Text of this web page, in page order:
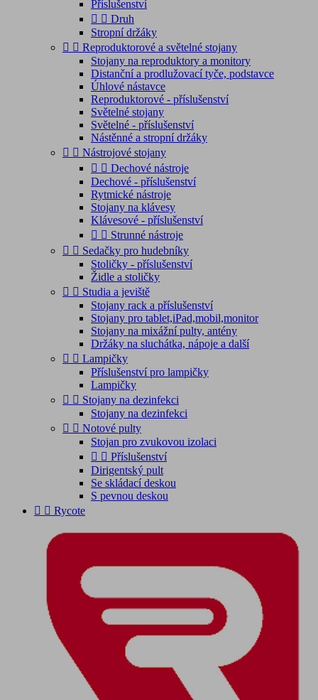
Příslušenství
  Druh
Stropní držáky
  Reproduktorové a světelné stojany
Stojany na reproduktory a monitory
Distanční a prodlužovací tyče, podstavce
Úhlové nástavce
Reproduktorové - příslušenství
Světelné stojany
Světelné - příslušenství
Nástěnné a stropní držáky
  Nástrojové stojany
  Dechové nástroje
Dechové - příslušenství
Rytmické nástroje
Stojany na klávesy
Klávesové - příslušenství
  Strunné nástroje
  Sedačky pro hudebníky
Stoličky - příslušenství
Židle a stoličky
  Studia a jeviště
Stojany rack a příslušenství
Stojany pro tablet,iPad,mobil,monitor
Stojany na mixážní pulty, antény
Držáky na sluchátka, nápoje a další
  Lampičky
Příslušenství pro lampičky
Lampičky
  Stojany na dezinfekci
Stojany na dezinfekci
  Notové pulty
Stojan pro zvukovou izolaci
  Příslušenství
Dirigentský pult
Se skládací deskou
S pevnou deskou
  Rycote